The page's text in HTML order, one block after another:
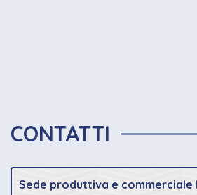
CONTATTI
Sede produttiva e commerciale